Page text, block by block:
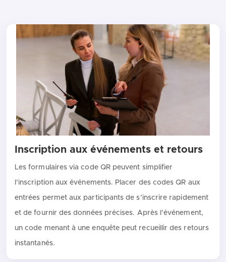
Inscription aux événements et retours
Les formulaires via code QR peuvent simplifier
l’inscription aux événements. Placer des codes QR aux
entrées permet aux participants de s’inscrire rapidement
et de fournir des données précises. Après l’événement,
un code menant à une enquête peut recueillir des retours
instantanés.